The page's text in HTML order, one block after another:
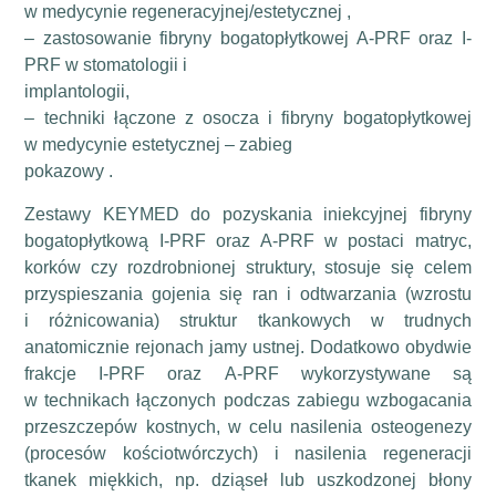
w medycynie regeneracyjnej/estetycznej ,
– zastosowanie fibryny bogatopłytkowej A-PRF oraz I-
PRF w stomatologii i
implantologii,
– techniki łączone z osocza i fibryny bogatopłytkowej
w medycynie estetycznej – zabieg
pokazowy .
Zestawy KEYMED do pozyskania iniekcyjnej fibryny
bogatopłytkową I-PRF oraz A-PRF w postaci matryc,
korków czy rozdrobnionej struktury, stosuje się celem
przyspieszania gojenia się ran i odtwarzania (wzrostu
i różnicowania) struktur tkankowych w trudnych
anatomicznie rejonach jamy ustnej. Dodatkowo obydwie
frakcje I-PRF oraz A-PRF wykorzystywane są
w technikach łączonych podczas zabiegu wzbogacania
przeszczepów kostnych, w celu nasilenia osteogenezy
(procesów kościotwórczych) i nasilenia regeneracji
tkanek miękkich, np. dziąseł lub uszkodzonej błony